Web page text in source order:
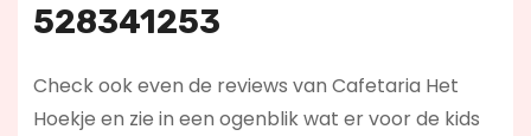
528341253
Check ook even de reviews van Cafetaria Het
Hoekje en zie in een ogenblik wat er voor de kids